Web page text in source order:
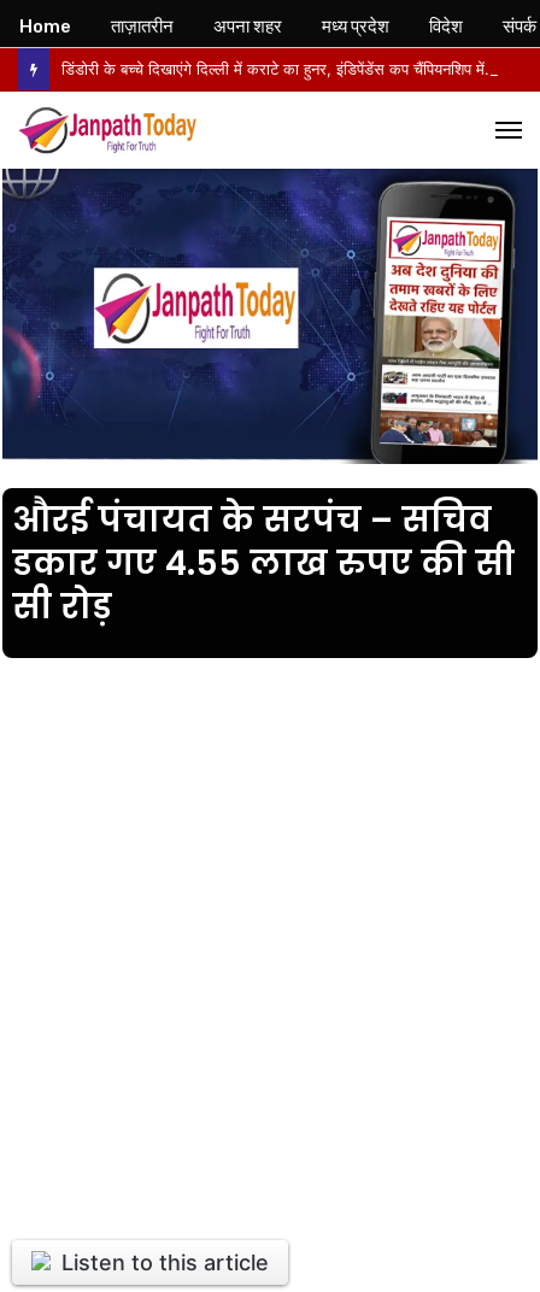
डिंडोरी के बच्चे दिखाएंगे दिल्ली में कराटे का हुनर, इंडिपेंडेंस कप चैंपियनशिप में करेंगे मध्य प्रदेश का प्रतिनिधित्व
औरई पंचायत के सरपंच – सचिव
डकार गए 4.55 लाख रुपए की सी
सी रोड़
Listen to this article
Home ताज़ातरीन अपना शहर मध्य प्रदेश विदेश संपर्क